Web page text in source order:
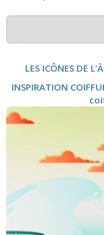
LES ICÔNES DE
INSPIRATION